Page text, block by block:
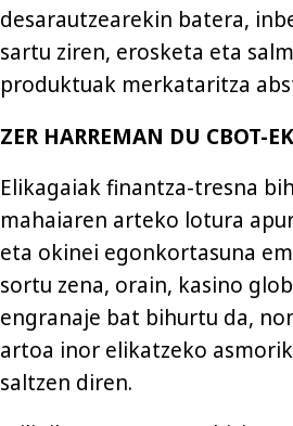
desarautzearekin batera,
sartu ziren, erosketa eta
produktuak merkataritza
ZER HARREMAN DU CBOT-
Elikagaiak finantza-tresna
mahaiaren arteko lotura
eta okinei egonkortasuna
sortu zena, orain, kasino
engranaje bat bihurtu da,
artoa inor elikatzeko
saltzen diren.